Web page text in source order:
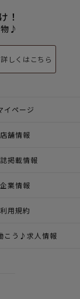
！
♪
詳しくはこちら
イページ
店舗情報
掲載情報
企業情報
利用規約
こう♪求人情報